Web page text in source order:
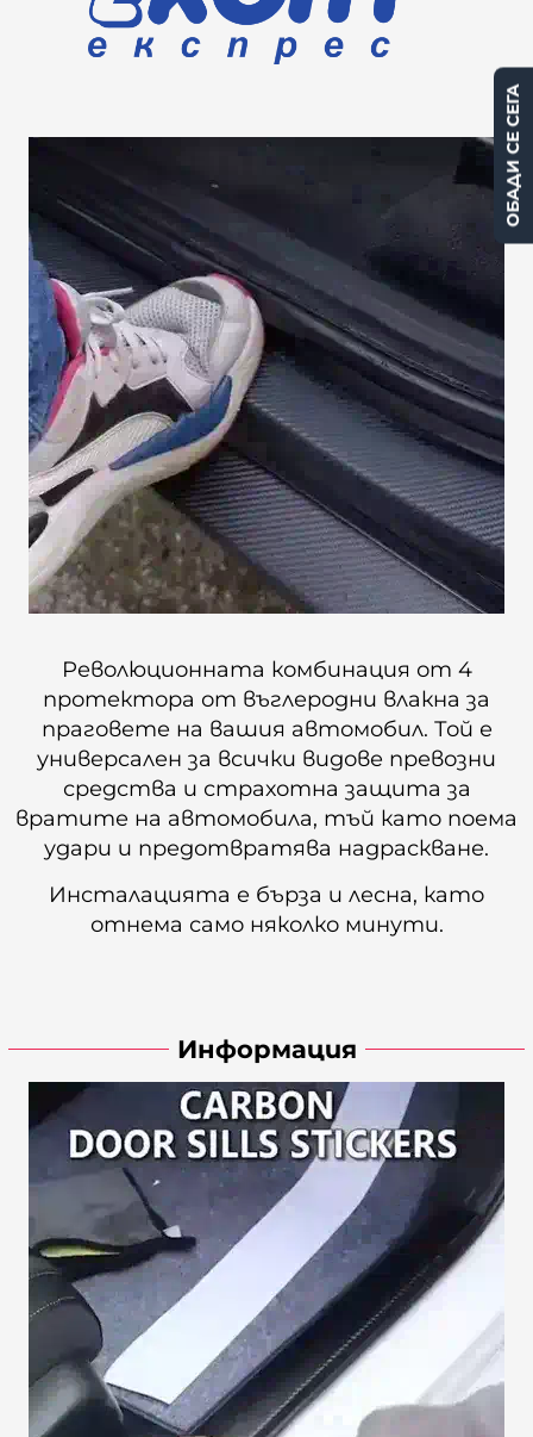
Революционната комбинация от 4
протектора от въглеродни влакна за
праговете на вашия автомобил. Той е
универсален за всички видове превозни
средства и страхотна защита за
вратите на автомобила, тъй като поема
удари и предотвратява надраскване.
Инсталацията е бърза и лесна, като
отнема само няколко минути.
ОБАДИ СЕ СЕГА
Информация